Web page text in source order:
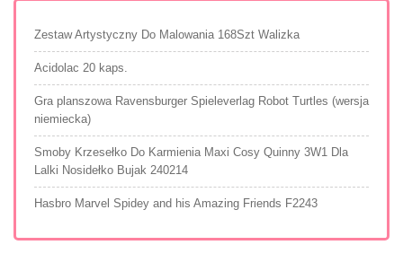
Zestaw Artystyczny Do Malowania 168Szt Walizka
Acidolac 20 kaps.
Gra planszowa Ravensburger Spieleverlag Robot Turtles (wersja
niemiecka)
Smoby Krzesełko Do Karmienia Maxi Cosy Quinny 3W1 Dla
Lalki Nosidełko Bujak 240214
Hasbro Marvel Spidey and his Amazing Friends F2243